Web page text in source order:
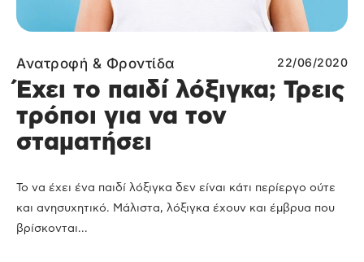
Ανατροφή & Φροντίδα 22/06/2020
Έχει το παιδί λόξιγκα; Τρεις
τρόποι για να τον
σταματήσει
Το να έχει ένα παιδί λόξιγκα δεν είναι κάτι περίεργο ούτε
και ανησυχητικό. Μάλιστα, λόξιγκα έχουν και έμβρυα που
βρίσκονται...